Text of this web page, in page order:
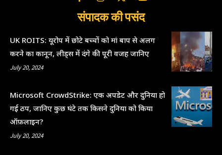
संपादक की पसंद
UK ROITS: यूरोप में छोटे बच्चों को मां बाप से अलग
करने का कानून, लीड्स में दंगे की पूरी वजह जानिए
July 20, 2024
Microsoft CrowdStrike: एक अपडेट और दुनिया हो
गई ठप, जानिए कुछ घंटे तक किसने दुनिया को किया
ऑफ़लाइन?
July 20, 2024